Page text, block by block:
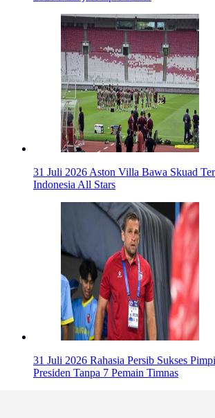
31 Juli 2026 Aston Villa Bawa Skuad
Indonesia All Stars
31 Juli 2026 Rahasia Persib Sukses
Presiden Tanpa 7 Pemain Timnas